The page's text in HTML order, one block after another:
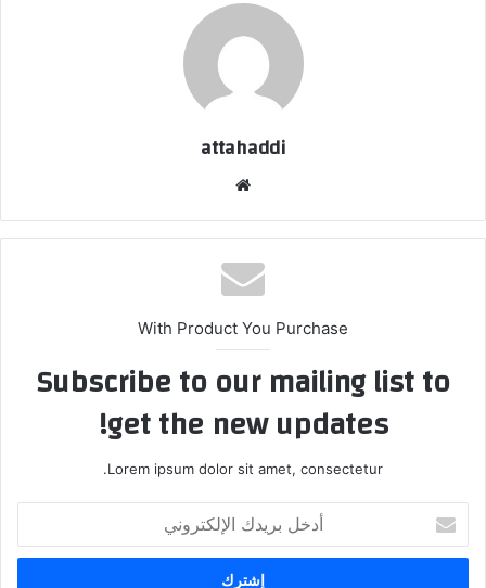
attahaddi
With Product You Purchase
Subscribe to our mailing list to
get the new updates!
Lorem ipsum dolor sit amet, consectetur.
بريدك
الإلكتروني